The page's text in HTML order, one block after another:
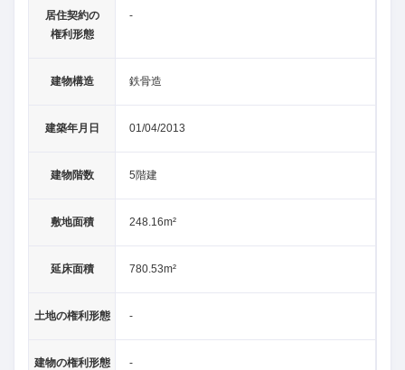
居住契約の
権利形態
-
建物構造 鉄骨造
建築年月日 01/04/2013
建物階数 5階建
敷地面積 248.16m²
延床面積 780.53m²
土地の権利形態 -
建物の権利形態 -